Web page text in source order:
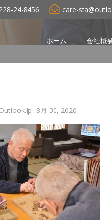
24-8456 care-
ホーム 会社概
-8月 30, 2020